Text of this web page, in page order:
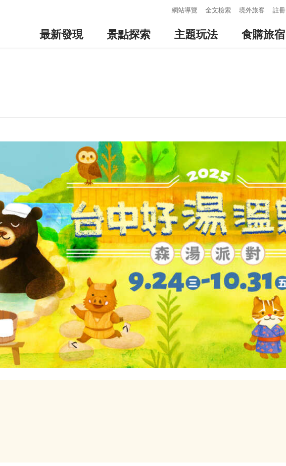
網站導覽 全文檢索 境外旅客 註冊
最新發現 景點探索 主題玩法 食購旅宿